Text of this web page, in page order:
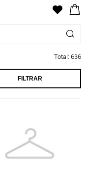
Total: 636
FILTRAR